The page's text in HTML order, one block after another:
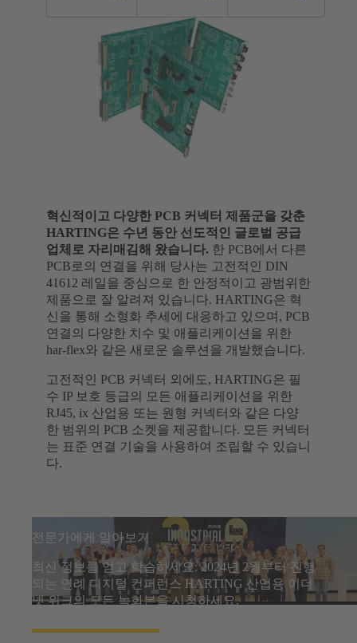
드
커
넥
터
이
블
넥
터
혁신적이고 다양한 PCB 커넥터 제품군을 갖춘
HARTING은 수년 동안 선도적인 글로벌 공급
업체로 자리매김해 왔습니다. 한 PCB에서 다른
PCB로의 연결을 위해 당사는 고전적인 DIN
41612 레일을 중심으로 한 안정적이고 광범위한
제품으로 잘 알려져 있습니다. HARTING은 혁
신을 통해 소형화 추세에 대응하고 있으며, PCB
연결의 다양한 치수 및 애플리케이션을 위한
har-flex와 같은 새로운 솔루션을 개발했습니다.
고전적인 PCB 커넥터 외에도, HARTING은 필
수 IP 보호 등급의 모든 애플리케이션을 위한
RJ45, ix 산업용 또는 원형 커넥터와 같은 다양
한 범위의 PCB 소켓을 제공합니다. 모든 커넥터
는 표준 연결 기술을 사용하여 조립할 수 있습니
다.
전문가에게 알아보기
최신 정보를 얻고 학습하세요: 2024년 2월부터 진행
되는 연례 디지털 컨퍼런스 HARTING 산업용 이더
넷 위크의 모든 녹화본을 시청하세요.